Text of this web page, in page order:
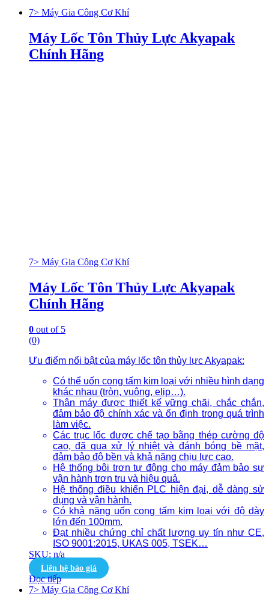
7> Máy Gia Công Cơ Khí
Máy Lốc Tôn Thủy Lực Akyapak
Chính Hãng
7> Máy Gia Công Cơ Khí
Máy Lốc Tôn Thủy Lực Akyapak
Chính Hãng
0 out of 5
(0)
Ưu điểm nổi bật của máy lốc tôn thủy lực Akyapak:
Có thể uốn cong tấm kim loại với nhiều hình dạng
khác nhau (tròn, vuông, elip…).
Thân máy được thiết kế vững chãi, chắc chắn,
đảm bảo độ chính xác và ổn định trong quá trình
làm việc.
Các trục lốc được chế tạo bằng thép cường độ
cao, đã qua xử lý nhiệt và đánh bóng bề mặt,
đảm bảo độ bền và khả năng chịu lực cao.
Hệ thống bôi trơn tự động cho máy đảm bảo sự
vận hành trơn tru và hiệu quả.
Hệ thống điều khiển PLC hiện đại, dễ dàng sử
dụng và vận hành.
Có khả năng uốn cong tấm kim loại với độ dày
lớn đến 100mm.
Đạt nhiều chứng chỉ chất lượng uy tín như CE,
ISO 9001:2015, UKAS 005, TSEK…
SKU: n/a
Liên hệ báo giá
Đọc tiếp
7> Máy Gia Công Cơ Khí